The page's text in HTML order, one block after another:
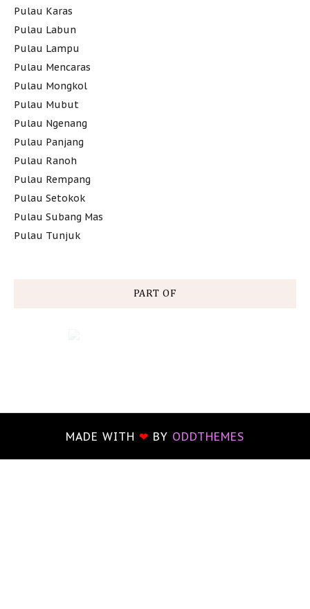
Pulau Karas
Pulau Labun
Pulau Lampu
Pulau Mencaras
Pulau Mongkol
Pulau Mubut
Pulau Ngenang
Pulau Panjang
Pulau Ranoh
Pulau Rempang
Pulau Setokok
Pulau Subang Mas
Pulau Tunjuk
PART OF
MADE WITH ❤ BY ODDTHEMES